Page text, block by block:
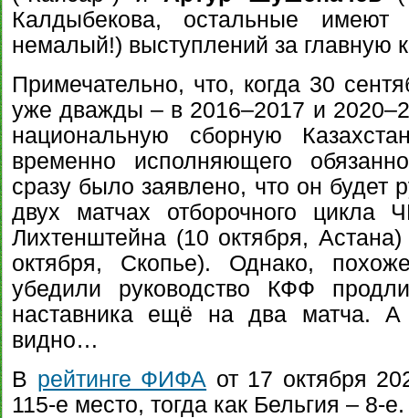
Калдыбекова, остальные
немалый!) выступлений за главную
Примечательно, что, когда 30
уже дважды – в 2016–2017 и
национальную сборную
временно исполняющего
сразу было заявлено, что он будет
двух матчах отборочного цикла
Лихтенштейна (10 октября,
октября, Скопье). Однако,
убедили руководство КФФ
наставника ещё на два матча. А
видно…
В рейтинге ФИФА от 17 октября
115-е место, тогда как Бельгия – 8-е.